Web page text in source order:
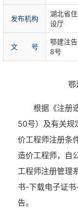
发布机构
湖北省
设厅
文 号
鄂建注
8号
鄂
根据《注册
50号）及有关规
价工程师注册条
造价工程师，自
工程师注册管理
书-下载电子证
告。